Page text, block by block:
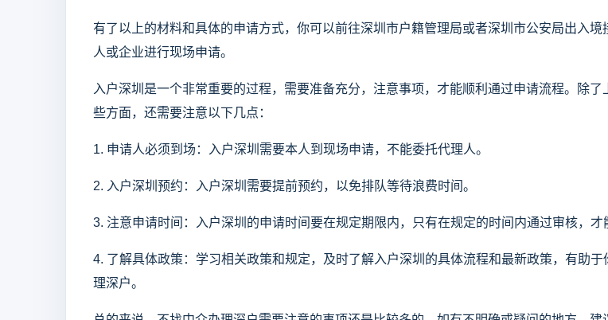
有了以上的材料和具体的申请方式，你可以前往深圳市户籍管理局或者深圳市公安局出入境
人或企业进行现场申请。
入户深圳是一个非常重要的过程，需要准备充分，注意事项，才能顺利通过申请流程。除了
些方面，还需要注意以下几点：
1. 申请人必须到场：入户深圳需要本人到现场申请，不能委托代理人。
2. 入户深圳预约：入户深圳需要提前预约，以免排队等待浪费时间。
3. 注意申请时间：入户深圳的申请时间要在规定期限内，只有在规定的时间内通过审核，才
4. 了解具体政策：学习相关政策和规定，及时了解入户深圳的具体流程和最新政策，有助于
理深户。